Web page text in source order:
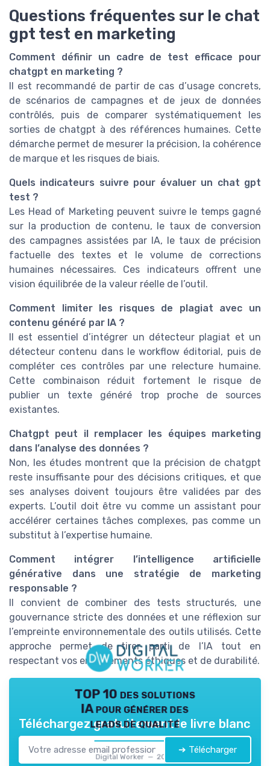
Questions fréquentes sur le chat
gpt test en marketing
Comment définir un cadre de test efficace pour
chatgpt en marketing ?
Il est recommandé de partir de cas d’usage concrets,
de scénarios de campagnes et de jeux de données
contrôlés, puis de comparer systématiquement les
sorties de chatgpt à des références humaines. Cette
démarche permet de mesurer la précision, la cohérence
de marque et les risques de biais.
Quels indicateurs suivre pour évaluer un chat gpt
test ?
Les Head of Marketing peuvent suivre le temps gagné
sur la production de contenu, le taux de conversion
des campagnes assistées par IA, le taux de précision
factuelle des textes et le volume de corrections
humaines nécessaires. Ces indicateurs offrent une
vision équilibrée de la valeur réelle de l’outil.
Comment limiter les risques de plagiat avec un
contenu généré par IA ?
Il est essentiel d’intégrer un détecteur plagiat et un
détecteur contenu dans le workflow éditorial, puis de
compléter ces contrôles par une relecture humaine.
Cette combinaison réduit fortement le risque de
publier un texte généré trop proche de sources
existantes.
Chatgpt peut il remplacer les équipes marketing
dans l’analyse des données ?
Non, les études montrent que la précision de chatgpt
reste insuffisante pour des décisions critiques, et que
ses analyses doivent toujours être validées par des
experts. L’outil doit être vu comme un assistant pour
accélérer certaines tâches complexes, pas comme un
substitut à l’expertise humaine.
Comment intégrer l’intelligence artificielle
générative dans une stratégie de marketing
responsable ?
Il convient de combiner des tests structurés, une
gouvernance stricte des données et une réflexion sur
l’empreinte environnementale des outils utilisés. Cette
approche permet de tirer parti de l’IA tout en
respectant vos engagements éthiques et de durabilité.
TOP 10 des solutions
IA pour générer des
leads de qualité
Digital Worker — 2026
Téléchargez gratuitement le livre blanc
➔ Télécharger